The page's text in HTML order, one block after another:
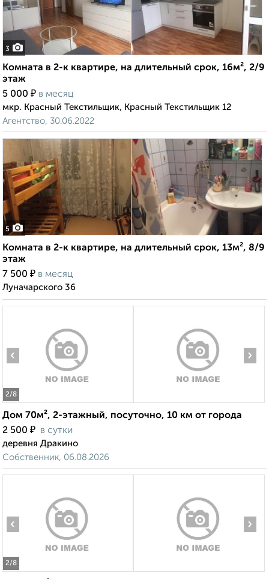
3
Комната в 2-к квартире, на длительный срок, 16м², 2/9
этаж
5 000 ₽ в месяц
мкр. Красный Текстильщик, Красный Текстильщик 12
Агентство, 30.06.2022
5
Комната в 2-к квартире, на длительный срок, 13м², 8/9
этаж
7 500 ₽ в месяц
Луначарского 36
2/8
‹ ›
Дом 70м², 2-этажный, посуточно, 10 км от города
2 500 ₽ в сутки
деревня Дракино
Собственник, 06.08.2026
2/8
‹ ›